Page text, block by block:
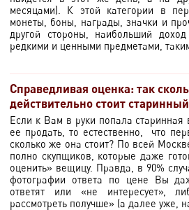
месяцами). К этой категории в
монеты, боны, награды, значки и
другой стороны, наибольший
редкими и ценными предметами,
Справедливая оценка: так
действительно стоит
Если к Вам в руки попала
ее продать, то естественно, что
сколько же она стоит? По всей
полно скупщиков, которые даже
оценить» вещицу. Правда, в 90%
фотографии ответа по цене Вы
ответят или «не интересует»,
рассмотреть получше» (а далее уже,